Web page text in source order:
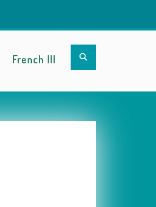
French III